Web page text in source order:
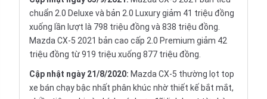
chuẩn 2.0 Deluxe và bản 2.0 Luxury giảm 41 triệu đồng
xuống lần lượt là 798 triệu đồng và 838 triệu đồng.
Mazda CX-5 2021 bản cao cấp 2.0 Premium giảm 42
triệu đồng từ 919 triệu xuống 877 triệu đồng.
Cập nhật ngày 21/8/2020: Mazda CX-5 thường lọt top
xe bán chạy bậc nhất phân khúc nhờ thiết kế bắt mắt,